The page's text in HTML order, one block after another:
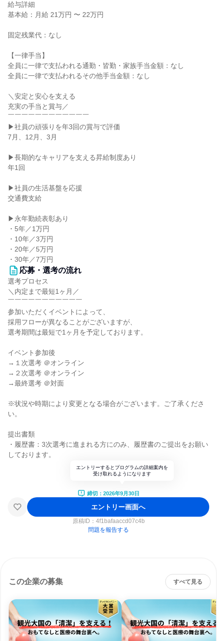
給与詳細
基本給：月給 21万円 〜 22万円
固定残業代：なし
【一律手当】
全員に一律で支払われる通勤・皆勤・家族手当金額：なし
全員に一律で支払われるその他手当金額：なし
＼安定と安心を支える
充実の手当と賞与／
￣￣￣￣￣￣￣￣￣￣￣￣
▶社員の頑張りを年3回の賞与で評価
7月、12月、3月
▶長期的なキャリアを支える昇給制度あり
年1回
▶社員の生活基盤を応援
交通費支給
▶永年勤続表彰あり
・5年／1万円
・10年／3万円
・20年／5万円
・30年／7万円
応募・選考の流れ
選考プロセス
＼内定まで最短1ヶ月／
￣￣￣￣￣￣￣￣￣￣￣
参加いただくイベントによって、
採用フローが異なることがございますが、
選考期間は最短で1ヶ月を予定しております。
イベント参加後
→１次選考 ＠オンライン
→２次選考 ＠オンライン
→最終選考 ＠対面
※状況や時期により変更となる場合がございます。ご了承くださ
い。
提出書類
・履歴書：3次選考に進まれる方にのみ、履歴書のご提出をお願い
しております。
エントリーするとプログラムの詳細案内を
受け取れるようになります
締切：2026年9月30日
エントリー画面へ
原稿ID： 4f1bafaaccd07c4b
問題を報告する
この企業の募集 すべて見る